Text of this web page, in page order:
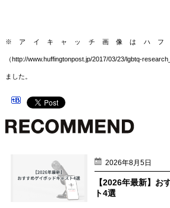
※アイキャッチ画像はハフ
（http://www.huffingtonpost.jp/2017/03/23/lgbtq-
ました。
2026年8月5日
【2026年最新】お
ト4選